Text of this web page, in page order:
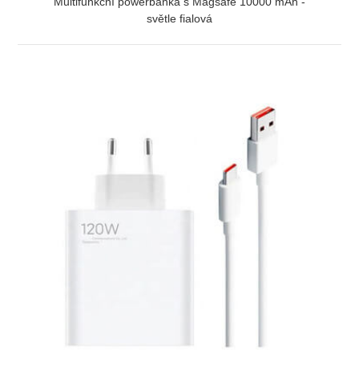
světle fialová